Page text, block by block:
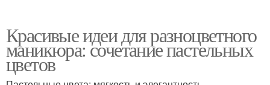
Красивые идеи для разноцветного
маникюра: сочетание пастельных
цветов